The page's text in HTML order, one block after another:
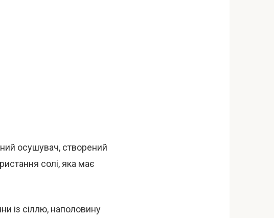
осушувач, створений
солі, яка має
із сіллю, наполовину